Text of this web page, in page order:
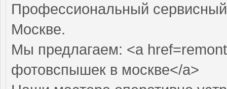
Профессиональный
Москве.
Мы предлагаем: <a
фотовспышек в москве</a>